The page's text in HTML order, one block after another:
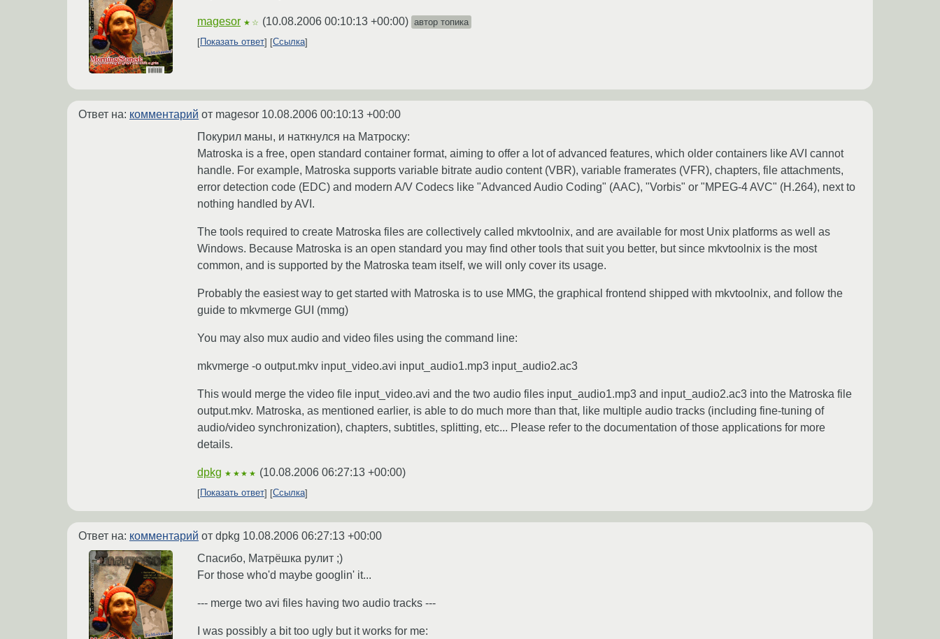
magesor ★☆ (10.08.2006 00:10:13 +00:00) автор топика
Показать ответ
Ссылка
Ответ на: комментарий от magesor 10.08.2006 00:10:13 +00:00
Покурил маны, и наткнулся на Матроску:
Matroska is a free, open standard container format, aiming to offer a lot of advanced features, which older containers like AVI cannot
handle. For example, Matroska supports variable bitrate audio content (VBR), variable framerates (VFR), chapters, file attachments,
error detection code (EDC) and modern A/V Codecs like "Advanced Audio Coding" (AAC), "Vorbis" or "MPEG-4 AVC" (H.264), next to
nothing handled by AVI.
The tools required to create Matroska files are collectively called mkvtoolnix, and are available for most Unix platforms as well as
Windows. Because Matroska is an open standard you may find other tools that suit you better, but since mkvtoolnix is the most
common, and is supported by the Matroska team itself, we will only cover its usage.
Probably the easiest way to get started with Matroska is to use MMG, the graphical frontend shipped with mkvtoolnix, and follow the
guide to mkvmerge GUI (mmg)
You may also mux audio and video files using the command line:
mkvmerge -o output.mkv input_video.avi input_audio1.mp3 input_audio2.ac3
This would merge the video file input_video.avi and the two audio files input_audio1.mp3 and input_audio2.ac3 into the Matroska file
output.mkv. Matroska, as mentioned earlier, is able to do much more than that, like multiple audio tracks (including fine-tuning of
audio/video synchronization), chapters, subtitles, splitting, etc... Please refer to the documentation of those applications for more
details.
dpkg ★★★★ (10.08.2006 06:27:13 +00:00)
Показать ответ Ссылка
Ответ на: комментарий от dpkg 10.08.2006 06:27:13 +00:00
Спасибо, Матрёшка рулит ;)
For those who'd maybe googlin' it...
--- merge two avi files having two audio tracks ---
I was possibly a bit too ugly but it works for me: